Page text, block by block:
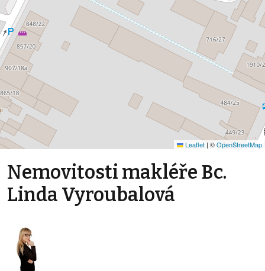
Leaflet | ©OpenStreetMap
Nemovitosti makléře Bc.
Linda Vyroubalová